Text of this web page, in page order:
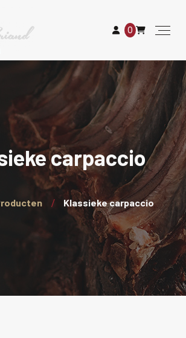
0
carpaccio
Klassieke carpaccio